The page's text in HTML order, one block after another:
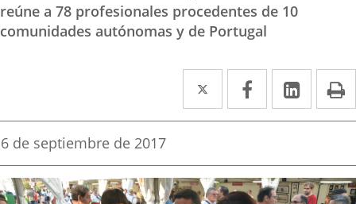
reúne a 78 profesionales procedentes de 10
comunidades autónomas y de Portugal
Twitter
Enlace
a
aplicación
externa.
Facebook
Enlace
a
aplicación
externa.
Enlace
a
Fecha
la
noticia
6 de septiembre de 2017